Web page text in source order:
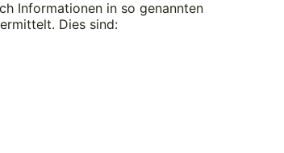
Informationen in so genannten
Dies sind: